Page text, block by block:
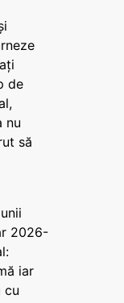
de
nu
să
2026-
iar
cu